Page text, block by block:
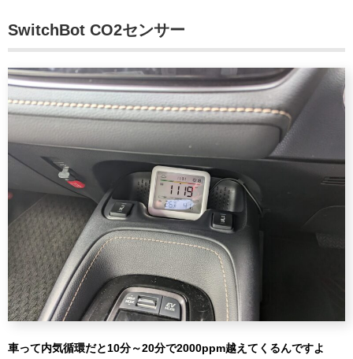
SwitchBot CO2センサー
車って内気循環だと10分～20分で2000ppm越えてくるんですよ